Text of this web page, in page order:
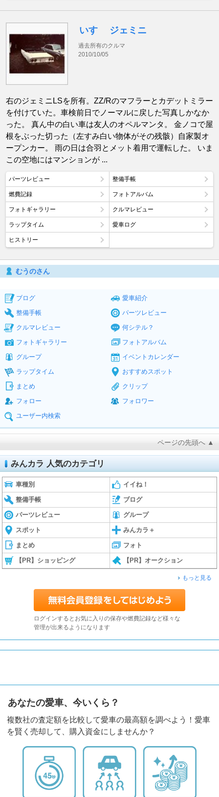
いすゞ ジェミニ
過去所有のクルマ
2010/10/05
右のジェミニLSを所有。ZZ/Rのマフラーとカデットミラー
を付けていた。車検前日でノーマルに戻した写真しかなか
った。 真ん中の白い車は友人のオペルマンタ。 金ノコで屋
根をぶった切った（左すみ白い物体がその残骸）自家製オ
ープンカー。 雨の日は合羽とメット着用で運転した。 いま
この空地にはマンションが ...
パーツレビュー 整備手帳
燃費記録 フォトアルバム
フォトギャラリー クルマレビュー
ラップタイム 愛車ログ
ヒストリー
むうのさん
ブログ
愛車紹介
整備手帳
パーツレビュー
クルマレビュー
何シテル？
フォトギャラリー
フォトアルバム
グループ
イベントカレンダー
ラップタイム
おすすめスポット
まとめ
クリップ
フォロー
フォロワー
ユーザー内検索
ページの先頭へ ▲
みんカラ 人気のカテゴリ
車種別 イイね！
整備手帳 ブログ
パーツレビュー グループ
スポット みんカラ＋
まとめ フォト
【PR】ショッピング 【PR】オークション
もっと見る
ログインするとお気に入りの保存や燃費記録など様々な
管理が出来るようになります
あなたの愛車、今いくら？
複数社の査定額を比較して愛車の最高額を調べよう！愛車
を賢く売却して、購入資金にしませんか？